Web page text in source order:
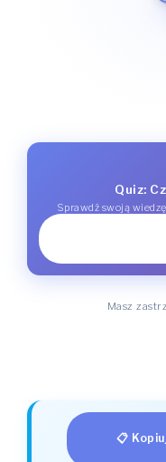
Quiz:
Sprawdź swoją
Masz
📋